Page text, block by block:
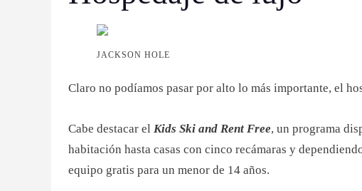
JACKSON HOLE
Claro no podíamos pasar por alto lo más importante, el
Cabe destacar el Kids Ski and Rent Free, un programa
habitación hasta casas con cinco recámaras y
equipo gratis para un menor de 14 años.